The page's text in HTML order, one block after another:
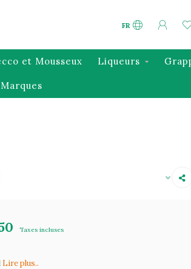
FR
et Mousseux Liqueurs
Marques
Taxes incluses
Lire plus..